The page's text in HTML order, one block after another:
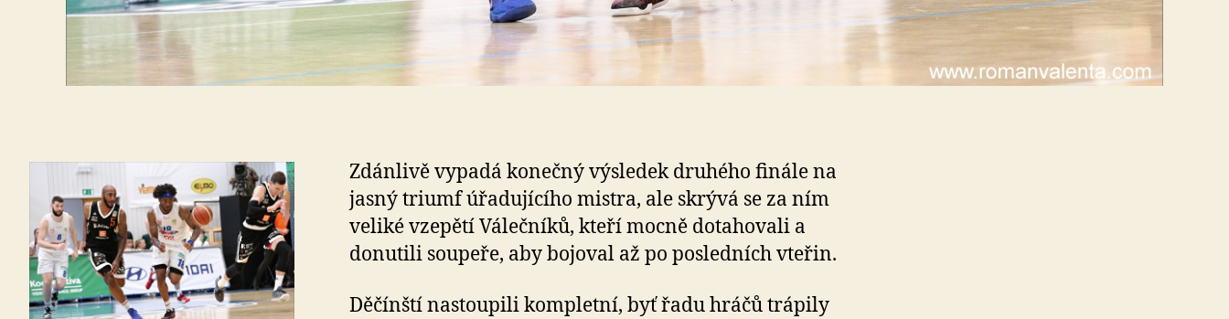
Zdánlivě vypadá konečný výsledek druhého finále na
jasný triumf úřadujícího mistra, ale skrývá se za ním
veliké vzepětí Válečníků, kteří mocně dotahovali a
donutili soupeře, aby bojoval až po posledních vteřin.
Děčínští nastoupili kompletní, byť řadu hráčů trápily